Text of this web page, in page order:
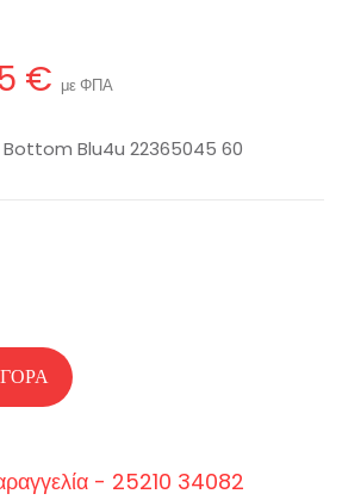
€ με ΦΠΑ
Bottom Blu4u 22365045 60
- 25210 34082